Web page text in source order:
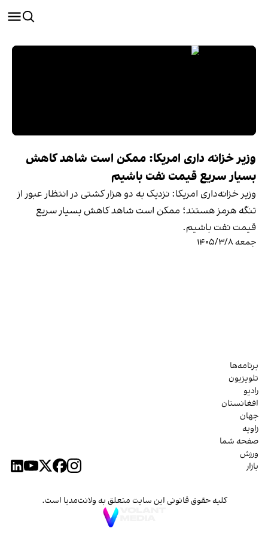
وزیر خزانه داری امریکا: ممکن است شاهد کاهش
بسیار سریع قیمت نفت باشیم
وزیر خزانه‌داری امریکا: نزدیک به دو هزار کشتی در انتظار عبور از
تنگه هرمز هستند؛ ممکن است شاهد کاهش بسیار سریع
قیمت نفت باشیم.
جمعه ۱۴۰۵/۳/۸
برنامه‌ها
تلویزیون
رادیو
افغانستان
جهان
زاویه
صفحه شما
ورزش
بازار
کلیه حقوق قانونی این سایت متعلق به ولانت‌مدیا است.